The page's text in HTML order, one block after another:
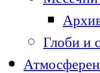
Глоби и